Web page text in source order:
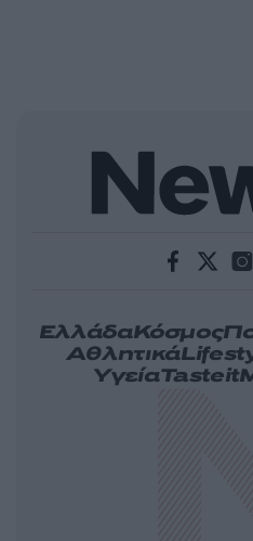
ΕλλάδαΚόσμος
Αθλητικά
ΥγείαTasteit